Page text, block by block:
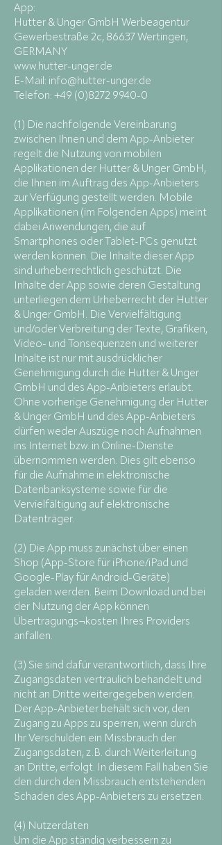
App:
Hutter & Unger GmbH Werbeagentur
Gewerbestraße 2c, 86637 Wertingen,
GERMANY
www.hutter-unger.de
E-Mail: info@hutter-unger.de
Telefon: +49 (0)8272 9940-0
(1) Die nachfolgende Vereinbarung
zwischen Ihnen und dem App-Anbieter
regelt die Nutzung von mobilen
Applikationen der Hutter & Unger GmbH,
die Ihnen im Auftrag des App-Anbieters
zur Verfügung gestellt werden. Mobile
Applikationen (im Folgenden Apps) meint
dabei Anwendungen, die auf
Smartphones oder Tablet-PCs genutzt
werden können. Die Inhalte dieser App
sind urheberrechtlich geschützt. Die
Inhalte der App sowie deren Gestaltung
unterliegen dem Urheberrecht der Hutter
& Unger GmbH. Die Vervielfältigung
und/oder Verbreitung der Texte, Grafiken,
Video- und Tonsequenzen und weiterer
Inhalte ist nur mit ausdrücklicher
Genehmigung durch die Hutter & Unger
GmbH und des App-Anbieters erlaubt.
Ohne vorherige Genehmigung der Hutter
& Unger GmbH und des App-Anbieters
dürfen weder Auszüge noch Aufnahmen
ins Internet bzw. in Online-Dienste
übernommen werden. Dies gilt ebenso
für die Aufnahme in elektronische
Datenbanksysteme sowie für die
Vervielfältigung auf elektronische
Datenträger.
(2) Die App muss zunächst über einen
Shop (App-Store für iPhone/iPad und
Google-Play für Android-Geräte)
geladen werden. Beim Download und bei
der Nutzung der App können
Übertragungs¬kosten Ihres Providers
anfallen.
(3) Sie sind dafür verantwortlich, dass Ihre
Zugangsdaten vertraulich behandelt und
nicht an Dritte weitergegeben werden.
Der App-Anbieter behält sich vor, den
Zugang zu Apps zu sperren, wenn durch
Ihr Verschulden ein Missbrauch der
Zugangsdaten, z.B. durch Weiterleitung
an Dritte, erfolgt. In diesem Fall haben Sie
den durch den Missbrauch entstehenden
Schaden des App-Anbieters zu ersetzen.
(4) Nutzerdaten
Um die App ständig verbessern zu